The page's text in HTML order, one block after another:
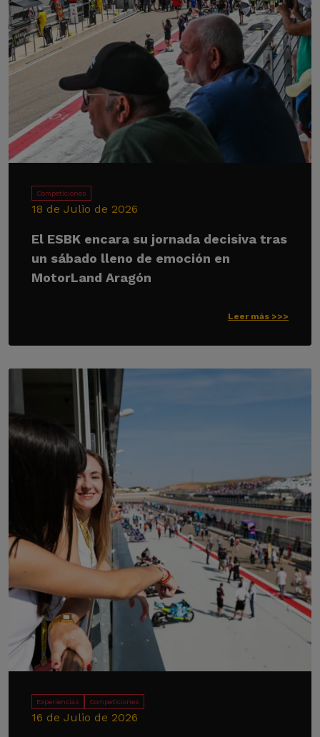
Competiciones
18 de Julio de 2026
El ESBK encara su jornada decisiva tras
un sábado lleno de emoción en
MotorLand Aragón
Leer más >>>
Experiencias Competiciones
16 de Julio de 2026